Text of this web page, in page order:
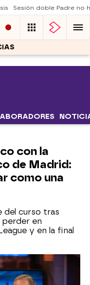
Sesión doble Padre no
con la
de Madrid:
como una
del curso tras
en
y en la final